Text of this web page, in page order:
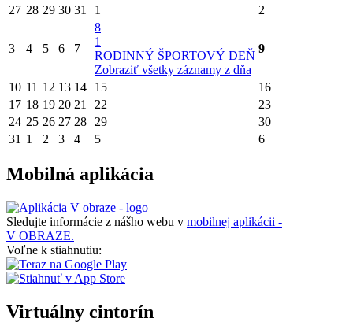
27 28 29 30 31 1 2
3 4 5 6 7
8
1
RODINNÝ ŠPORTOVÝ DEŇ
Zobraziť všetky záznamy z dňa
9
10 11 12 13 14 15
16
17 18 19 20 21 22
23
24 25 26 27 28 29
30
31 1 2 3 4 5 6
Mobilná aplikácia
Sledujte informácie z nášho webu v mobilnej aplikácii -
V OBRAZE.
Voľne k stiahnutiu:
Virtuálny cintorín